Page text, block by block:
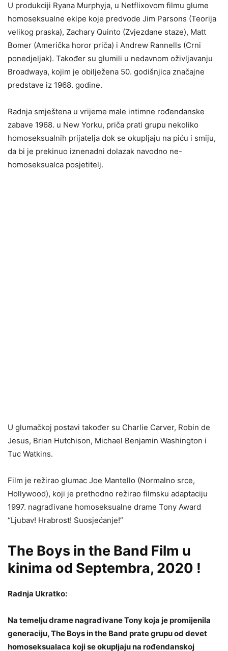
U produkciji Ryana Murphyja, u Netflixovom filmu glume
homoseksualne ekipe koje predvode Jim Parsons (Teorija
velikog praska), Zachary Quinto (Zvjezdane staze), Matt
Bomer (Američka horor priča) i Andrew Rannells (Crni
ponedjeljak). Također su glumili u nedavnom oživljavanju
Broadwaya, kojim je obilježena 50. godišnjica značajne
predstave iz 1968. godine.
Radnja smještena u vrijeme male intimne rođendanske
zabave 1968. u New Yorku, priča prati grupu nekoliko
homoseksualnih prijatelja dok se okupljaju na piću i smiju,
da bi je prekinuo iznenadni dolazak navodno ne-
homoseksualca posjetitelj.
U glumačkoj postavi također su Charlie Carver, Robin de
Jesus, Brian Hutchison, Michael Benjamin Washington i
Tuc Watkins.
Film je režirao glumac Joe Mantello (Normalno srce,
Hollywood), koji je prethodno režirao filmsku adaptaciju
1997. nagrađivane homoseksualne drame Tony Award
“Ljubav! Hrabrost! Suosjećanje!”
The Boys in the Band Film u
kinima od Septembra, 2020 !
Radnja Ukratko:
Na temelju drame nagrađivane Tony koja je promijenila
generaciju, The Boys in the Band prate grupu od devet
homoseksualaca koji se okupljaju na rođendanskoj